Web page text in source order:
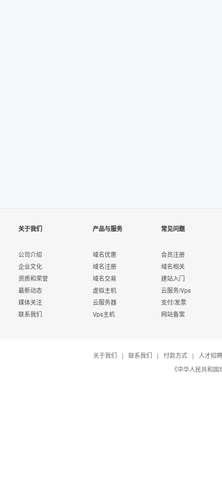
关于我们
公司介绍
企业文化
资质和荣誉
最新动态
媒体关注
联系我们
产品与服务
域名优惠
域名注册
域名交易
虚拟主机
云服务器
Vps主机
常见问题
会员注册
域名相关
建站入门
云服务/Vps
支付/发票
网站备案
关于我们 | 联系我们 | 付款方式 |
人才招聘
《中华人民共和